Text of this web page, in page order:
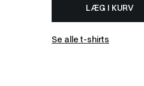
LÆG I KURV
Se alle t-shirts